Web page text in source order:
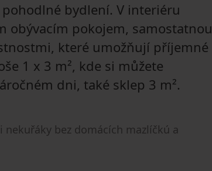
bydlení. V interiéru
obývacím pokojem, samostatnou
které umožňují příjemné
1 x 3 m², kde si můžete
dni, také sklep 3 m².
bez domácích mazlíčkú a